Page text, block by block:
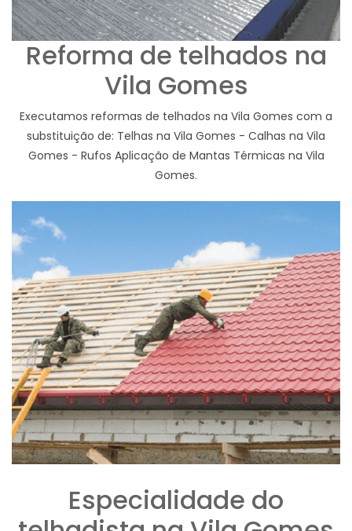
Reforma de telhados na
Vila Gomes
Executamos reformas de telhados na Vila Gomes com a
substituição de: Telhas na Vila Gomes - Calhas na Vila
Gomes - Rufos Aplicação de Mantas Térmicas na Vila
Gomes.
Especialidade do